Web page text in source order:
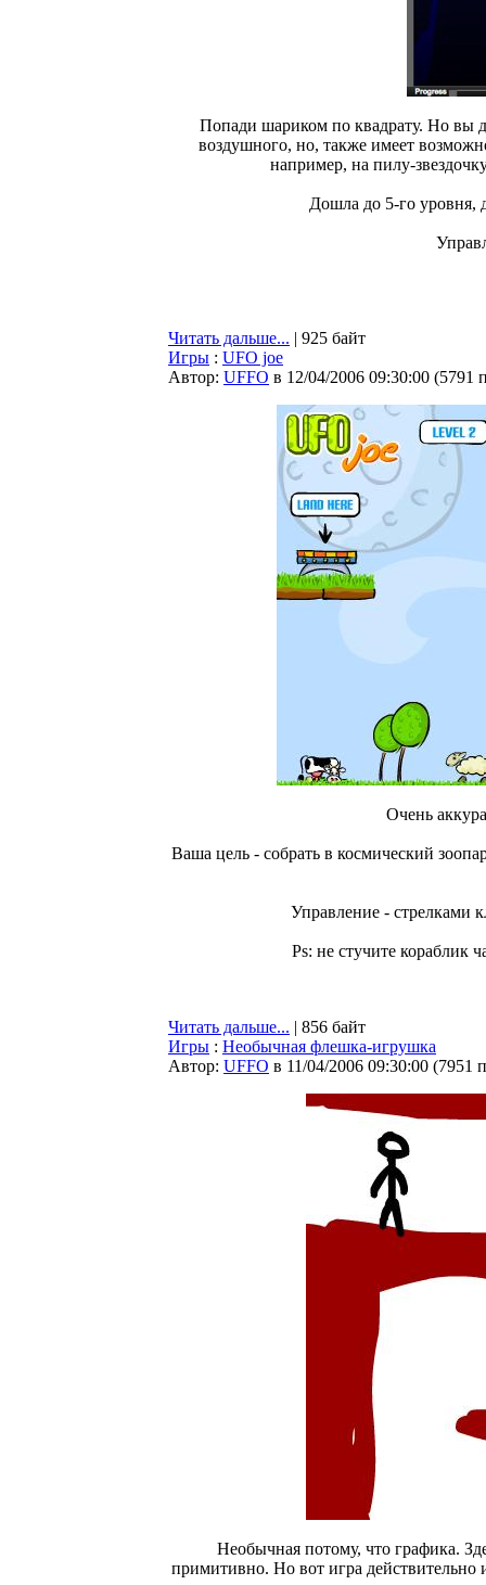
Попади шариком по квадрату. Но вы
воздушного, но, также имеет
например, на пилу-
Дошла до 5-го уровня,
Читать дальше... | 925 байт
Игры : UFO joe
Автор: UFFO в 12/04/2006 09:30:00 (5791
Очень
Ваша цель - собрать в космический
Управление - стрелками
Ps: не стучите кораблик
Читать дальше... | 856 байт
Игры : Необычная флешка-игрушка
Автор: UFFO в 11/04/2006 09:30:00 (7951
Необычная потому, что графика.
примитивно. Но вот игра действительно